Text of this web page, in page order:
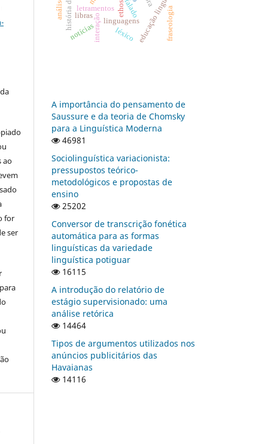
ao
for
ser
linguagens
letramentos educação linguística
interação
ethos fraseologia
léxico
libras
notícias
A importância do pensamento de
Saussure e da teoria de Chomsky
para a Linguística Moderna
46981
Sociolinguística variacionista:
pressupostos teórico-
metodológicos e propostas de
ensino
25202
Conversor de transcrição fonética
automática para as formas
linguísticas da variedade
linguística potiguar
16115
A introdução do relatório de
estágio supervisionado: uma
análise retórica
14464
Tipos de argumentos utilizados nos
anúncios publicitários das
Havaianas
14116